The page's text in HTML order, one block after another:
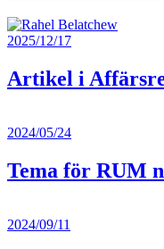
2025/12/17
Artikel i
2024/05/24
Tema för RUM
2024/09/11